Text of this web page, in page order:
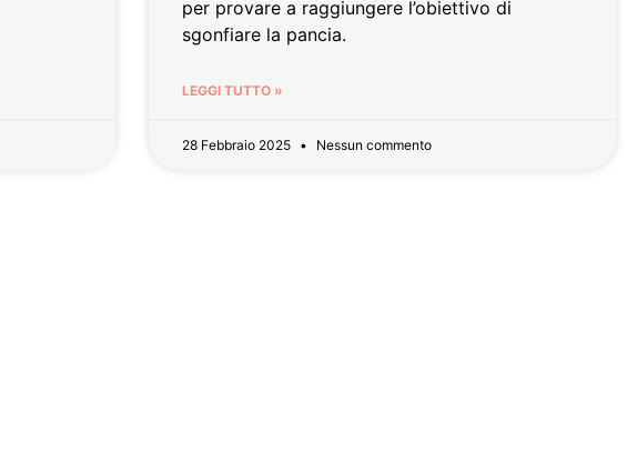
per provare a raggiungere l’obiettivo di
sgonfiare la pancia.
LEGGI TUTTO »
28 Febbraio 2025 Nessun commento